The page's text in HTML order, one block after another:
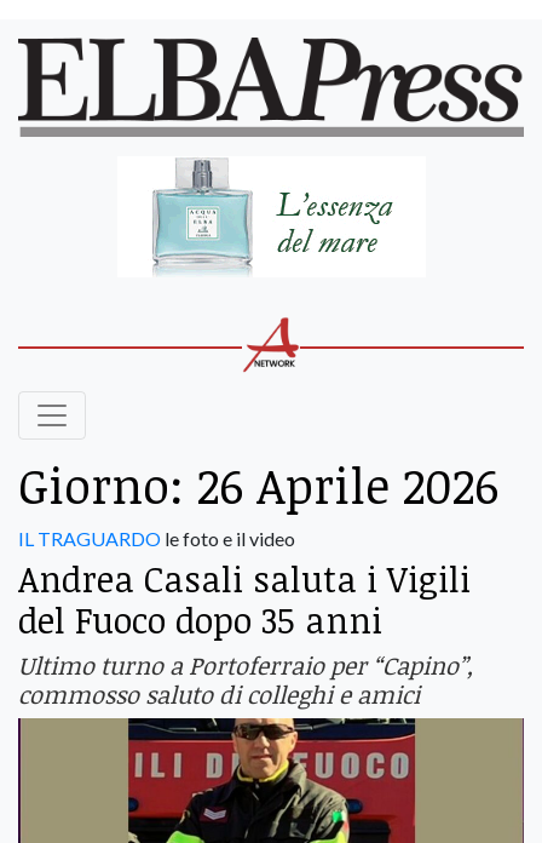
Giorno: 26 Aprile 2026
IL TRAGUARDO le foto e il video
Andrea Casali saluta i Vigili
del Fuoco dopo 35 anni
Ultimo turno a Portoferraio per “Capino”,
commosso saluto di colleghi e amici